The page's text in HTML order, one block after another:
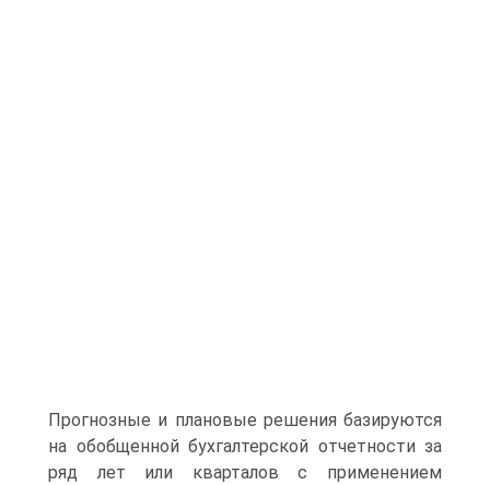
Прогнозные и плановые решения базируются
на обобщенной бухгалтерской отчетности за
ряд лет или кварталов с применением